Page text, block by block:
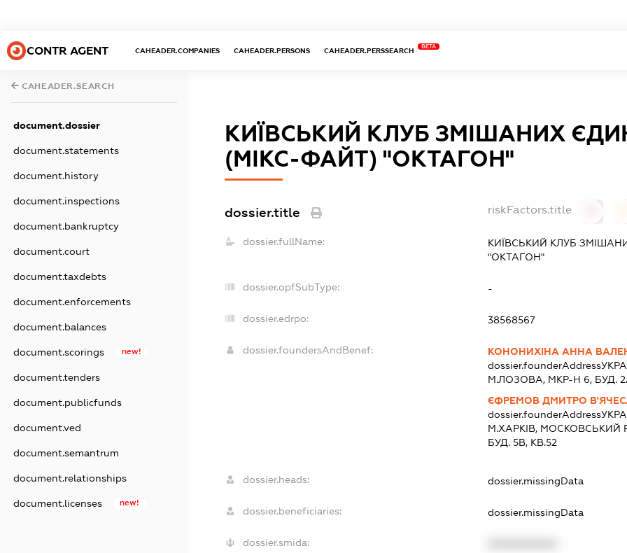
CONTR AGENT CAHEADER.COMPANIES CAHEADER.PERSONS CAHEADER.PERSSEARCH
BETA
CAHEADER.SEARCH
document.dossier
document.statements
document.history
document.inspections
document.bankruptcy
document.court
document.taxdebts
document.enforcements
document.balances
document.scorings new!
document.tenders
document.publicfunds
document.ved
document.semantrum
document.relationships
document.licenses new!
КИЇВСЬКИЙ КЛУБ ЗМІШАНИХ
(МІКС-ФАЙТ) "ОКТАГОН"
dossier.title riskFactors.title
dossier.fullName:
КИЇВСЬКИЙ КЛУБ
"ОКТАГОН"
dossier.opfSubType: -
dossier.edrpo: 38568567
dossier.foundersAndBenef:
КОНОНИХІНА АННА
dossier.founderAddress
М.ЛОЗОВА, МКР-Н 6, БУД.
ЄФРЕМОВ ДМИТРО
dossier.founderAddress
М.ХАРКІВ, МОСКОВСЬКИЙ
БУД. 5В, КВ.52
dossier.heads: dossier.missingData
dossier.beneficiaries: dossier.missingData
dossier.smida: